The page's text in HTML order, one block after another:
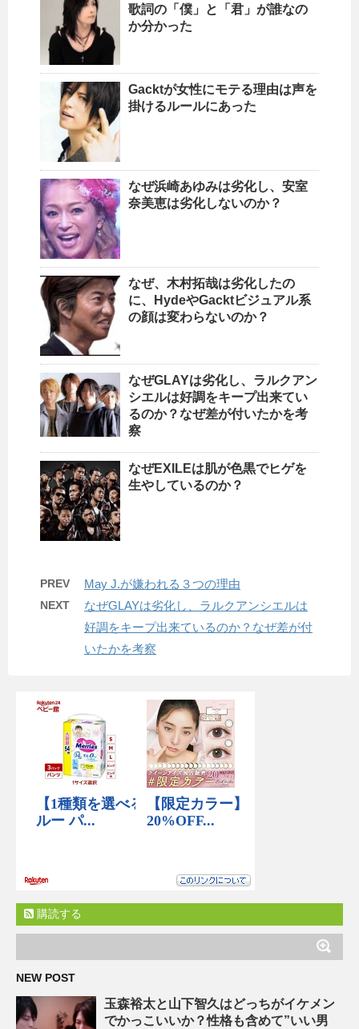
歌詞の「僕」と「君」が誰なの
か分かった
Gacktが女性にモテる理由は声を
掛けるルールにあった
なぜ浜崎あゆみは劣化し、安室
奈美恵は劣化しないのか？
なぜ、木村拓哉は劣化したの
に、HydeやGacktビジュアル系
の顔は変わらないのか？
なぜGLAYは劣化し、ラルクアン
シエルは好調をキープ出来てい
るのか？なぜ差が付いたかを考
察
なぜEXILEは肌が色黒でヒゲを
生やしているのか？
PREV May J.が嫌われる３つの理由
NEXT
なぜGLAYは劣化し、ラルクアンシエルは
好調をキープ出来ているのか？なぜ差が付
いたかを考察
購読する
NEW POST
玉森裕太と山下智久はどっちがイケメン
でかっこいいか？性格も含めて”いい男